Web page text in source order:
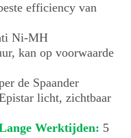
efficiency van
Ni-MH
kan op voorwaarde
de Spaander
licht, zichtbaar
Werktijden: 5